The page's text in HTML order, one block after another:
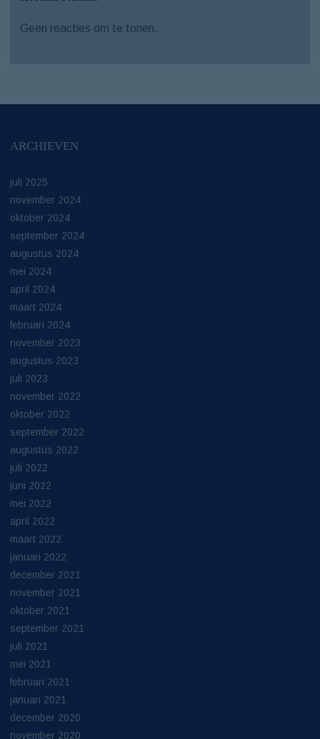
Geen reacties om te tonen.
ARCHIEVEN
juli 2025
november 2024
oktober 2024
september 2024
augustus 2024
mei 2024
april 2024
maart 2024
februari 2024
november 2023
augustus 2023
juli 2023
november 2022
oktober 2022
september 2022
augustus 2022
juli 2022
juni 2022
mei 2022
april 2022
maart 2022
januari 2022
december 2021
november 2021
oktober 2021
september 2021
juli 2021
mei 2021
februari 2021
januari 2021
december 2020
november 2020